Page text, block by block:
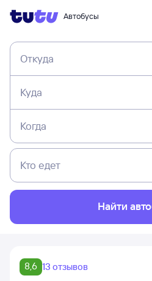
Автобусы
Откуда
Куда
Когда
Кто едет
Найти
8,6 13 отзывов